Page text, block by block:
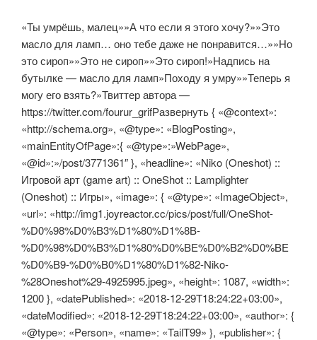
«Ты умрёшь, малец»»А что если я этого хочу?»»Это
масло для ламп… оно тебе даже не понравится…»»Но
это сироп»»Это не сироп»»Это сироп!»Надпись на
бутылке — масло для ламп»Походу я умру»»Теперь я
могу его взять?»Твиттер автора —
https://twitter.com/fourur_grifРазвернуть { «@context»:
«http://schema.org», «@type»: «BlogPosting»,
«mainEntityOfPage»:{ «@type»:»WebPage»,
«@id»:»/post/3771361″ }, «headline»: «Niko (Oneshot) ::
Игровой арт (game art) :: OneShot :: Lamplighter
(Oneshot) :: Игры», «image»: { «@type»: «ImageObject»,
«url»: «http://img1.joyreactor.cc/pics/post/full/OneShot-
%D0%98%D0%B3%D1%80%D1%8B-
%D0%98%D0%B3%D1%80%D0%BE%D0%B2%D0%BE
%D0%B9-%D0%B0%D1%80%D1%82-Niko-
%28Oneshot%29-4925995.jpeg», «height»: 1087, «width»:
1200 }, «datePublished»: «2018-12-29T18:24:22+03:00»,
«dateModified»: «2018-12-29T18:24:22+03:00», «author»: {
«@type»: «Person», «name»: «TailT99» }, «publisher»: {